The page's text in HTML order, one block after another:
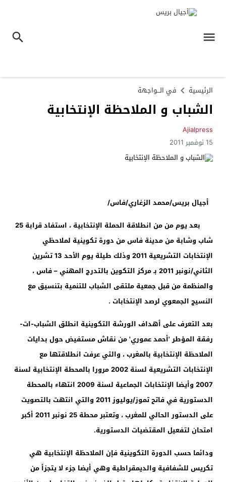
الرئيسية في الـــواجهة
الشباب و الملاحظة الإنتخابية
Ajialpress
15 نوفمبر 2011
أجيال بريس/محمد الزغاري/فاس/
بعد يوم من من انطلاقة الحملة الإنتخابية ، استفاد قرابة25
شاب وشابة من مدينة فاس من دورة تكوينية لملاحظي
الإنتخابات التشريعية 2011 وذلك طيلة يوم الأحد 13تشرين
الثاني/نونبر2011 بـ مركز التكوين بالتدرج المهني – فاس ،
والمنظمة من قبل جمعية ملتقى الشباب للتنمية بتنسيق مع
النسيج الجمعوي لرصد الإنتخابات .
بعد التعرف على أهداف الورشة التكوينية انطلق الشباب-ات-
رفقة المؤطر 'أحمد عموري' من نقاش مستفيض حول بدايات
الملاحظة الإنتخابية بالمغرب ، والتي عرفت انطلاقتها مع
الإنتخابات التشريعية لسنة2002مرورا بالمحطة الإنتخابية لسنة
2007 وأيضا الإنتخابات الجماعية لسنة 2009 انتهاء بالمحطة
الدستورية في فاتح تموز/يوليوز2011 والتي انتهت بالتصويت
على الدستور الحالي للمغرب ، وتعتبر محطة25 نونبر2011 أكبر
امتحان لتفعيل المقتضيات الدستورية.
ودائما حسب الدورة التكوينية فإن الملاحظة الإنتخابية هي
تكريس للشفافية والديمقراطية وهي أيضا جزء لا يتجزأ من